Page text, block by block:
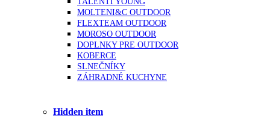
MOLTENI&C OUTDOOR
FLEXTEAM OUTDOOR
MOROSO OUTDOOR
DOPLNKY PRE OUTDOOR
KOBERCE
SLNEČNÍKY
ZÁHRADNÉ KUCHYNE
Hidden item